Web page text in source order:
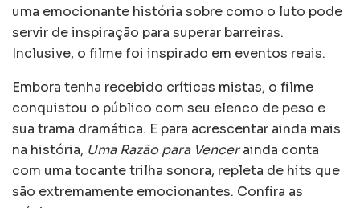
uma emocionante história sobre como o luto pode
servir de inspiração para superar barreiras.
Inclusive, o filme foi inspirado em eventos reais.
Embora tenha recebido críticas mistas, o filme
conquistou o público com seu elenco de peso e
sua trama dramática. E para acrescentar ainda mais
na história, Uma Razão para Vencerainda conta
com uma tocante trilha sonora, repleta de hits que
são extremamente emocionantes. Confira as